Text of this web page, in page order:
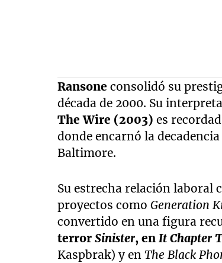
Ransoneconsolidó su
década de 2000. Su
The Wire (2003) es
donde encarnó la
Baltimore.
Su estrecha relación laboral
proyectos comoGeneration
convertido en una figura
terrorSinister, enIt Chapter
Kaspbrak) y enThe Black